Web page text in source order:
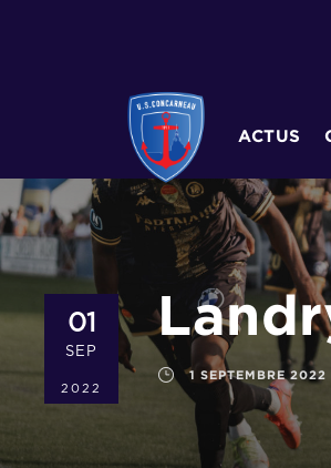
ACTUS
01
SEP
2022
1 SEPTEMBRE 2022